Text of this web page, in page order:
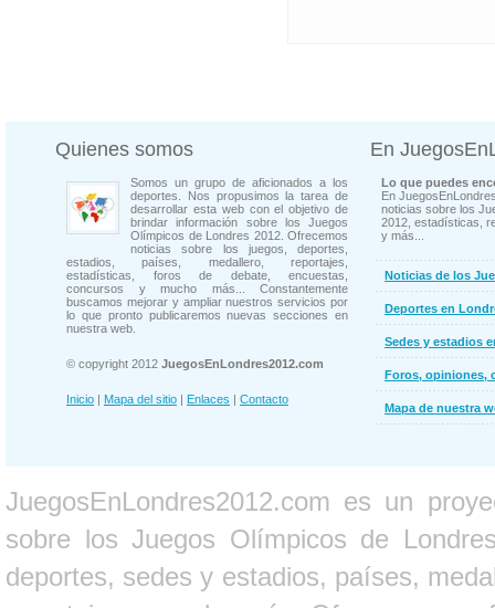
Quienes somos
Somos un grupo de aficionados a los
deportes. Nos propusimos la tarea de
desarrollar esta web con el objetivo de
brindar información sobre los Juegos
Olímpicos de Londres 2012. Ofrecemos
noticias sobre los juegos, deportes,
estadios, países, medallero, reportajes,
estadísticas, foros de debate, encuestas,
concursos y mucho más... Constantemente
buscamos mejorar y ampliar nuestros servicios por
lo que pronto publicaremos nuevas secciones en
nuestra web.
© copyright 2012 JuegosEnLondres2012.com
Inicio | Mapa del sitio | Enlaces | Contacto
En
Lo que puedes
En
noticias sobre los
2012, estadísticas,
y más...
Noticias de los
Deportes en
Sedes y estadios
Foros, opiniones,
Mapa de nuestra
JuegosEnLondres2012.com es un
sobre los Juegos Olímpicos de
deportes, sedes y estadios, países,